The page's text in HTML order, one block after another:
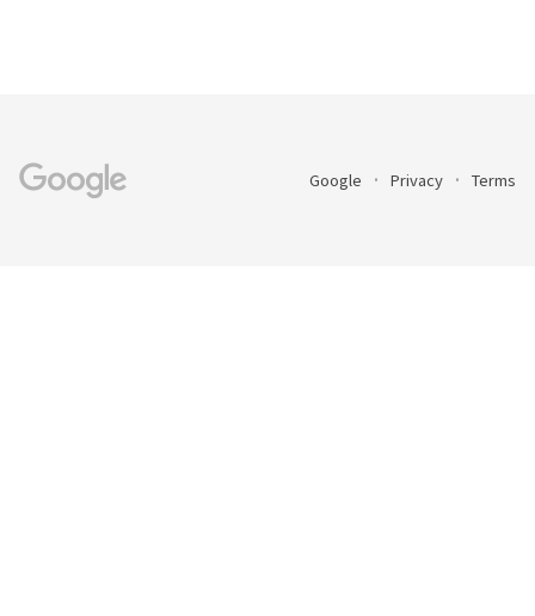
Google Privacy Terms